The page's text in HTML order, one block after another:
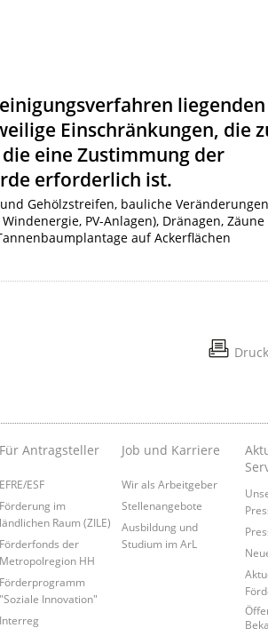
liegenden
Einschränkungen, die
eine Zustimmung der
erforderlich ist.
Gehölzstreifen, bauliche Veränderungen
PV-Anlagen), Dränagen, Zäune
auf Ackerflächen
Für Antragsteller
EFRE/ESF
Förderung im
ländlichen Raum (ZILE)
Förderfonds der
Metropolregion HH
Förderprogramm
"Soziale Innovation"
Interreg
Job und Karriere
Wir als Arbeitgeber
Stellenangebote
Ausbildung und
Studium im ArL